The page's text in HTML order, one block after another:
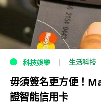
科技娛樂 生活科技
毋須簽名更方便！
證智能信用卡